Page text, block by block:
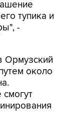
тупика и
-
Ормузский
около